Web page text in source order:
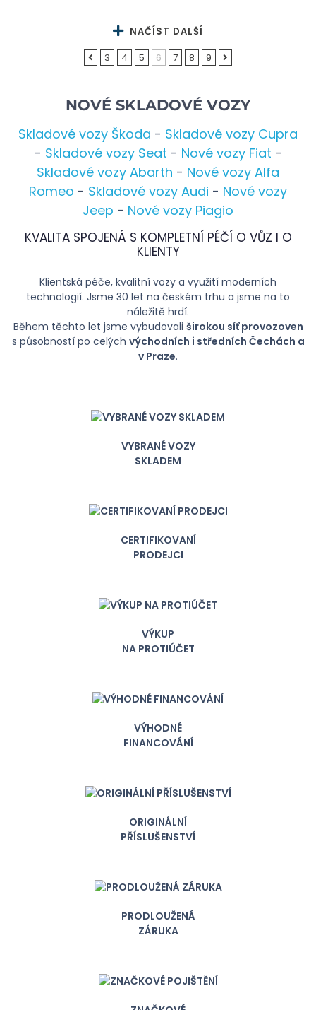
NAČÍST DALŠÍ
3
4 5 6 7 8 9
NOVÉ SKLADOVÉ VOZY
Skladové vozy Škoda - Skladové vozy Cupra
- Skladové vozy Seat - Nové vozy Fiat -
Skladové vozy Abarth - Nové vozy Alfa
Romeo - Skladové vozy Audi - Nové vozy
Jeep - Nové vozy Piagio
KVALITA SPOJENÁ S KOMPLETNÍ PÉČÍ O VŮZ I O
KLIENTY
Klientská péče, kvalitní vozy a využití moderních
technologií. Jsme 30 let na českém trhu a jsme na to
náležitě hrdí.
Během těchto let jsme vybudovali širokou síť provozoven
s působností po celých východních i středních Čechách a
v Praze.
VYBRANÉ VOZY
SKLADEM
CERTIFIKOVANÍ
PRODEJCI
VÝKUP
NA PROTIÚČET
VÝHODNÉ
FINANCOVÁNÍ
ORIGINÁLNÍ
PŘÍSLUŠENSTVÍ
PRODLOUŽENÁ
ZÁRUKA